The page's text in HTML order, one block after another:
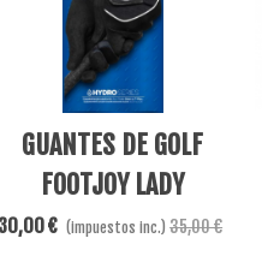
Ver Más
GUANTES DE GOLF
FOOTJOY LADY
RAINGRIP
30,00 € (impuestos inc.) 35,00 €